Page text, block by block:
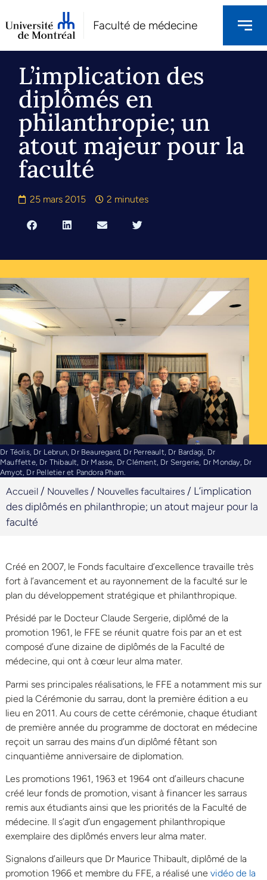
Faculté de médecine
L’implication des
diplômés en
philanthropie; un
atout majeur pour la
faculté
25 mars 2015 2 minutes
Dr Téolis, Dr Lebrun, Dr Beauregard, Dr Perreault, Dr Bardagi, Dr
Mauffette, Dr Thibault, Dr Masse, Dr Clément, Dr Sergerie, Dr Monday, Dr
Amyot, Dr Pelletier et Pandora Pham.
Accueil / Nouvelles / Nouvelles facultaires / L’implication
des diplômés en philanthropie; un atout majeur pour la
faculté
Créé en 2007, le Fonds facultaire d’excellence travaille très
fort à l’avancement et au rayonnement de la faculté sur le
plan du développement stratégique et philanthropique.
Présidé par le Docteur Claude Sergerie, diplômé de la
promotion 1961, le FFE se réunit quatre fois par an et est
composé d’une dizaine de diplômés de la Faculté de
médecine, qui ont à cœur leur alma mater.
Parmi ses principales réalisations, le FFE a notamment mis sur
pied la Cérémonie du sarrau, dont la première édition a eu
lieu en 2011. Au cours de cette cérémonie, chaque étudiant
de première année du programme de doctorat en médecine
reçoit un sarrau des mains d’un diplômé fêtant son
cinquantième anniversaire de diplomation.
Les promotions 1961, 1963 et 1964 ont d’ailleurs chacune
créé leur fonds de promotion, visant à financer les sarraus
remis aux étudiants ainsi que les priorités de la Faculté de
médecine. Il s’agit d’un engagement philanthropique
exemplaire des diplômés envers leur alma mater.
Signalons d’ailleurs que Dr Maurice Thibault, diplômé de la
promotion 1966 et membre du FFE, a réalisé une vidéo de la